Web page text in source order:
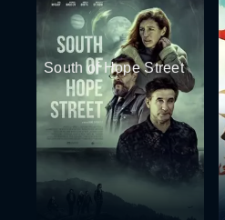
South of Hope Street